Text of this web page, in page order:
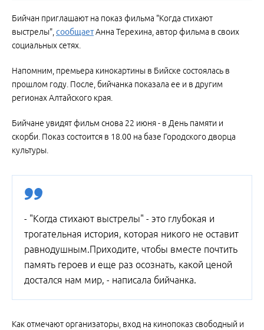
Бийчан приглашают на показ фильма "Когда стихают
выстрелы",сообщаетАнна Терехина, автор фильма в своих
социальных сетях.
Напомним, премьера кинокартины в Бийске состоялась в
прошлом году. После, бийчанка показала ее и в другим
регионах Алтайского края.
Бийчане увидят фильм снова 22 июня - в День памяти и
скорби. Показ состоится в 18.00 на базе Городского дворца
культуры.
- "Когда стихают выстрелы" - это глубокая и
трогательная история, которая никого не оставит
равнодушным.Приходите, чтобы вместе почтить
память героев и еще раз осознать, какой ценой
достался нам мир, - написала бийчанка.
Как отмечают организаторы, вход на кинопоказ свободный и